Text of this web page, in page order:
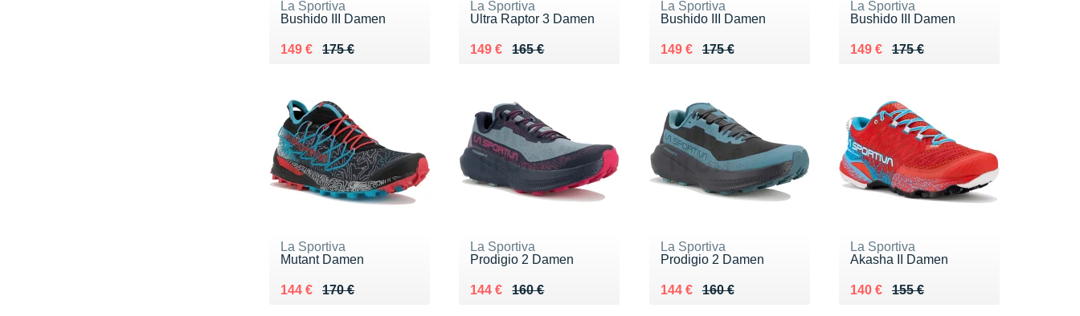
La Sportiva
Bushido III Damen
175 €
Au lieu de 175 €
149 €
Vendu 149 €
La Sportiva
Ultra Raptor 3 Damen
165 €
Au lieu de 165 €
149 €
Vendu 149 €
La Sportiva
Bushido III Damen
175 €
Au lieu de 175 €
149 €
Vendu 149 €
La Sportiva
Bushido III Damen
175 €
Au lieu de 175 €
149 €
Vendu 149 €
La Sportiva
Mutant Damen
170 €
Au lieu de 170 €
144 €
Vendu 144 €
La Sportiva
Prodigio 2 Damen
160 €
Au lieu de 160 €
144 €
Vendu 144 €
La Sportiva
Prodigio 2 Damen
160 €
Au lieu de 160 €
144 €
Vendu 144 €
La Sportiva
Akasha II Damen
155 €
Au lieu de 155 €
140 €
Vendu 140 €